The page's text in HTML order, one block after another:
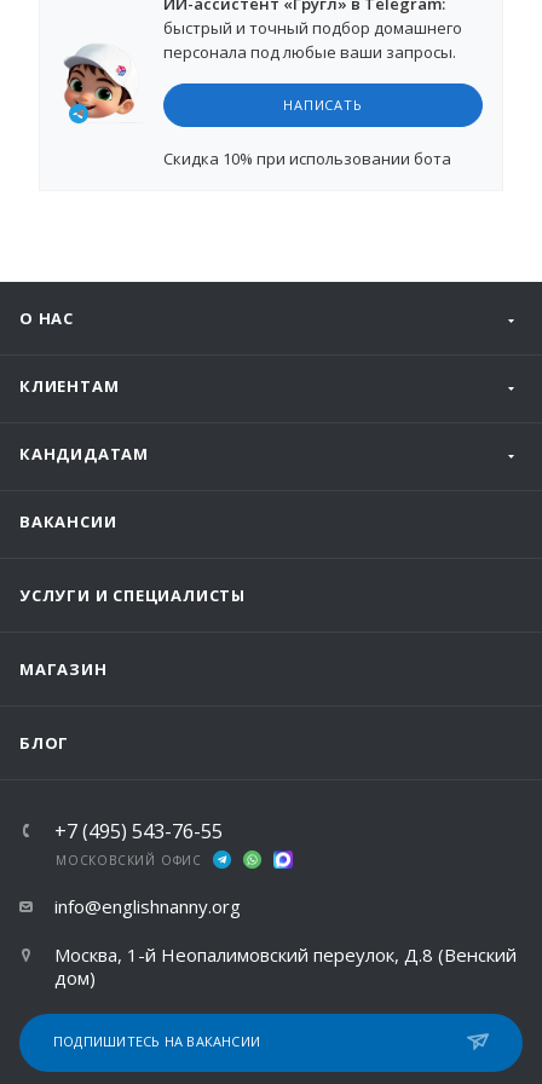
быстрый и точный подбор домашнего
персонала под любые ваши запросы.
НАПИСАТЬ
Cкидка 10% при использовании бота
О НАС
КЛИЕНТАМ
КАНДИДАТАМ
ВАКАНСИИ
УСЛУГИ И СПЕЦИАЛИСТЫ
МАГАЗИН
БЛОГ
+7 (495) 543-76-55
МОСКОВСКИЙ ОФИС
info@englishnanny.org
Москва, 1-й Неопалимовский переулок, Д.8 (Венский
дом)
ПОДПИШИТЕСЬ НА ВАКАНСИИ